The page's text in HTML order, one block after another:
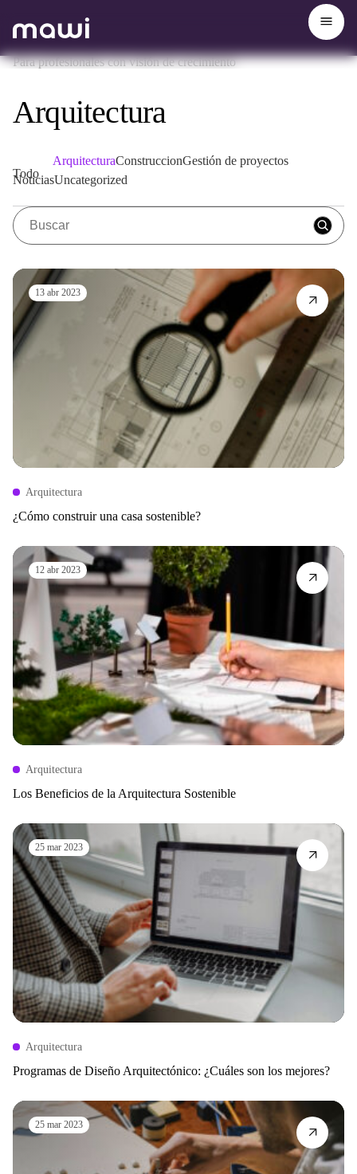
Para profesionales con visión de crecimiento
Arquitectura
Todo
ArquitecturaConstruccionGestión de proyectos
NoticiasUncategorized
13 abr 2023
Arquitectura
¿Cómo construir una casa sostenible?
12 abr 2023
Arquitectura
Los Beneficios de la Arquitectura Sostenible
25 mar 2023
Arquitectura
Programas de Diseño Arquitectónico: ¿Cuáles son los mejores?
25 mar 2023